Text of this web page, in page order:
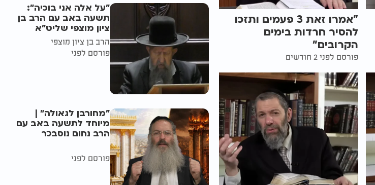
"אמרו זאת 3 פעמים ותזכו
להסיר חרדות בימים
הקרובים"
פורסם לפני 2 חודשים
"על אלה אני בוכיה":
תשעה באב עם הרב בן
ציון מוצפי שליט"א
הרב בן ציון מוצפי
פורסם לפני
"מחורבן לגאולה" |
מיוחד לתשעה באב עם
הרב נחום נוסבכר
פורסם לפני